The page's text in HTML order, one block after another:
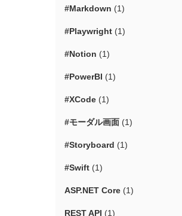
#Markdown (1)
#Playwright (1)
#Notion (1)
#PowerBI (1)
#XCode (1)
#モーダル画面 (1)
#Storyboard (1)
#Swift (1)
ASP.NET Core (1)
REST API (1)